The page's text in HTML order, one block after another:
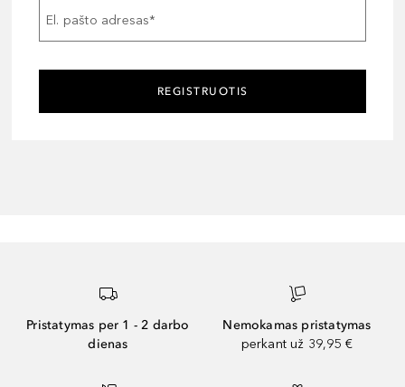
El. pašto adresas*
REGISTRUOTIS
Pristatymas per 1 - 2 darbo
dienas
Nemokamas pristatymas
perkant už 39,95 €